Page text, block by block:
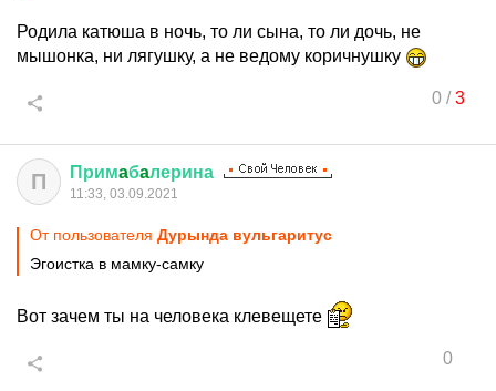
Родила катюша в ночь, то ли сына, то ли дочь, не
мышонка, ни лягушку, а не ведому коричнушку
0/3
П Примaбaлерина
11:33, 03.09.2021
От пользователя Дурында вульгаритус
Эгоистка в мамку-самку
Вот зачем ты на человека клевещете
0